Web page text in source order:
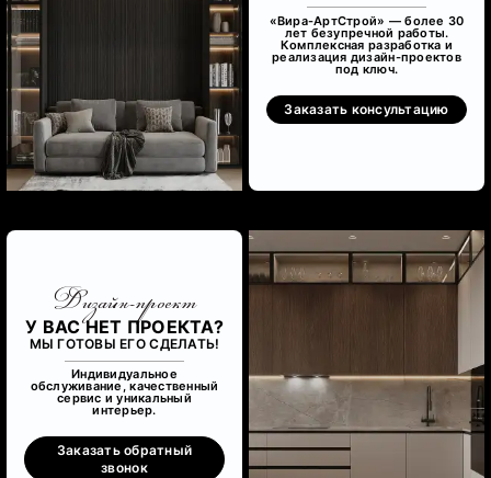
«Вира-АртСтрой» — более 30
лет безупречной работы.
Комплексная разработка и
реализация дизайн-проектов
под ключ.
Заказать консультацию
Дизайн-проект
У ВАС НЕТ ПРОЕКТА?
МЫ ГОТОВЫ ЕГО СДЕЛАТЬ!
Индивидуальное
обслуживание, качественный
сервис и уникальный
интерьер.
Заказать обратный
звонок